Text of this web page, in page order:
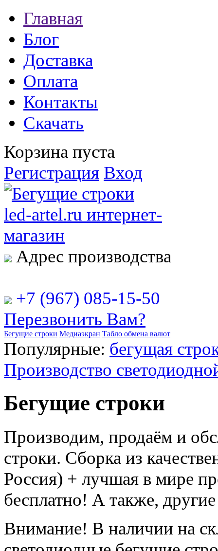
Главная
Блог
Доставка
Оплата
Контакты
Скачать
Корзина пуста
Регистрация Вход
Адрес производства
+7 (967) 085-15-50
Перезвонить Вам?
Бегущие строки Медиаэкран Табло обмена валют
Популярные: бегущая
Производство
Бегущие строки
Производим, продаём и
строки. Сборка из
Россия) + лучшая в мире
бесплатно! А также,
Внимание! В наличии на